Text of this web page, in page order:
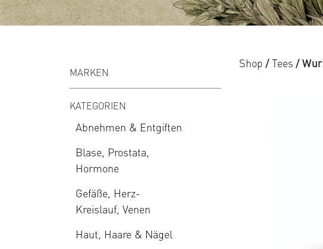
MARKEN
KATEGORIEN
Abnehmen & Entgiften
Blase, Prostata,
Hormone
Gefäße, Herz-
Kreislauf, Venen
Haut, Haare & Nägel
Shop /Tees /